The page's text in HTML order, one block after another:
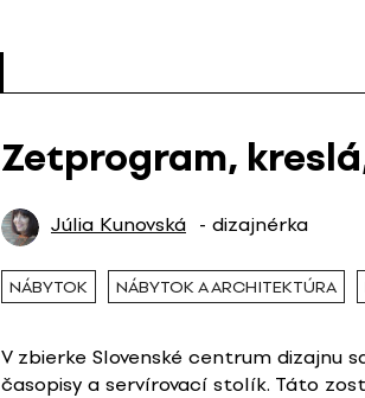
Zetprogram,
Júlia Kunovská - dizajnérka
NÁBYTOK NÁBYTOK A ARCHITEKTÚRA
V zbierke Slovenské centrum
časopisy a servírovací stolík. Táto